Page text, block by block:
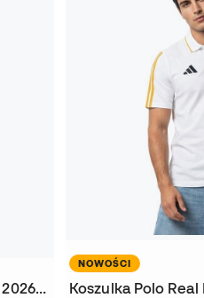
Koszulka Polo Juventus Training 2026-2027
NOWOŚCI